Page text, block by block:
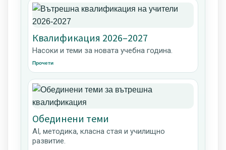
Квалификация 2026–2027
Насоки и теми за новата учебна година.
Прочети
Обединени теми
AI, методика, класна стая и училищно
развитие.